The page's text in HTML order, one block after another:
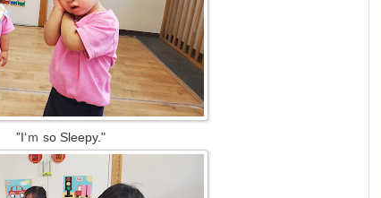
”I‘ｍ so Sleepy."